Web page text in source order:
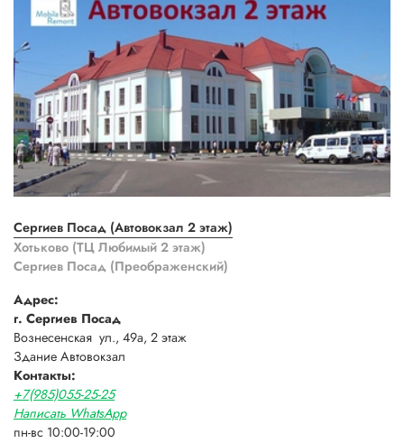
Сергиев Посад (Автовокзал 2 этаж)
Хотьково (ТЦ Любимый 2 этаж)
Сергиев Посад (Преображенский)
Адрес:
г. Сергиев Посад
Вознесенская ул., 49а, 2 этаж
Здание Автовокзал
Контакты:
+7(985)055-25-25
Написать WhatsApp
пн-вс 10:00-19:00